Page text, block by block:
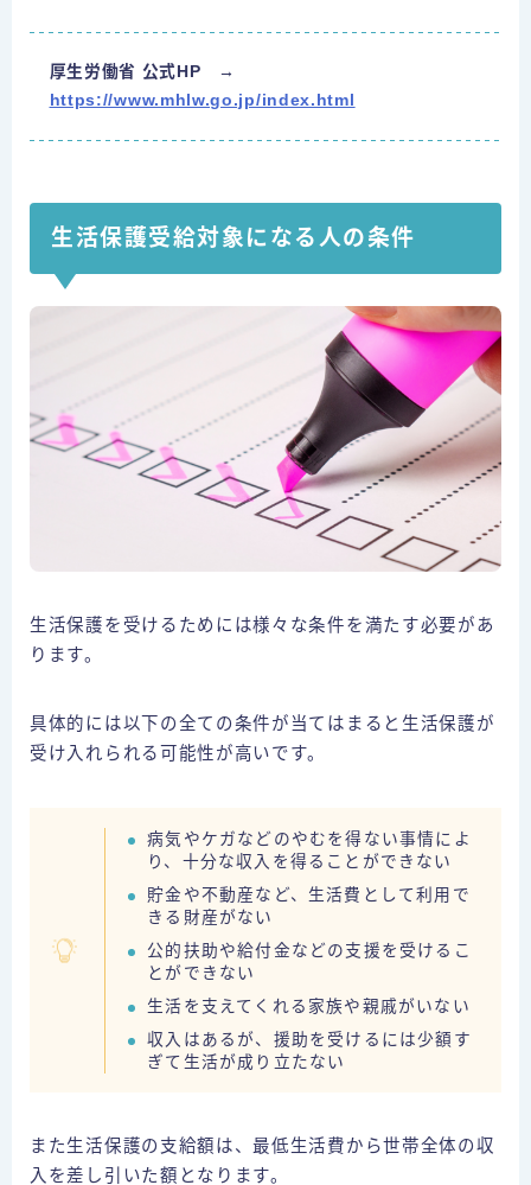
厚生労働省 公式HP →
https://www.mhlw.go.jp/index.html
生活保護受給対象になる人の条件
生活保護を受けるためには様々な条件を満たす必要があ
ります。
具体的には以下の全ての条件が当てはまると生活保護が
受け入れられる可能性が高いです。
病気やケガなどのやむを得ない事情によ
り、十分な収入を得ることができない
貯金や不動産など、生活費として利用で
きる財産がない
公的扶助や給付金などの支援を受けるこ
とができない
生活を支えてくれる家族や親戚がいない
収入はあるが、援助を受けるには少額す
ぎて生活が成り立たない
また生活保護の支給額は、最低生活費から世帯全体の収
入を差し引いた額となります。